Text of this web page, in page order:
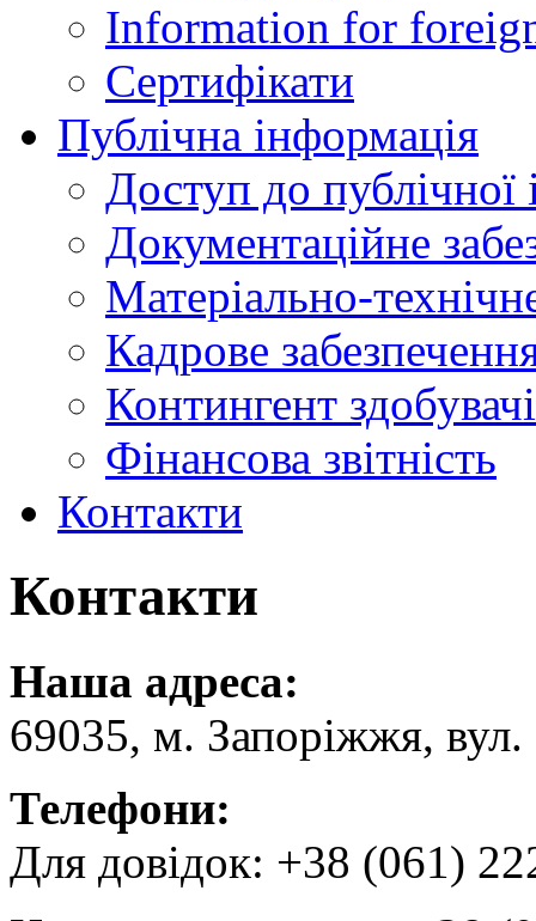
Information for
Сертифікати
Публічна інформація
Доступ до публічної
Документаційне
Матеріально-
Кадрове
Контингент
Фінансова звітність
Контакти
Контакти
Наша адреса:
69035, м. Запоріжжя, вул.
Телефони:
Для довідок: +38 (061)